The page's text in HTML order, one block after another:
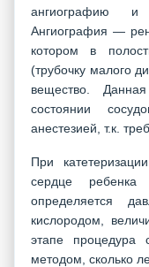
ангиографию
Ангиография —
котором в
(трубочку малого
вещество.
состоянии
анестезией, т.к.
При
сердце
определяется
кислородом,
этапе процедура
методом, сколько